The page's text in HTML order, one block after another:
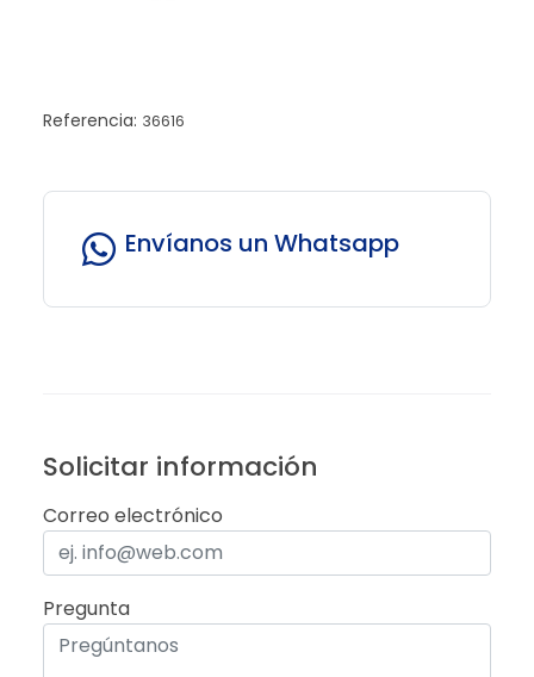
Referencia: 36616
Envíanos un Whatsapp
Solicitar información
Correo electrónico
Pregunta